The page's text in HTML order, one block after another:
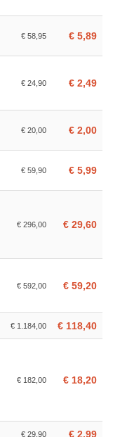
€ 58,95 € 5,89
€ 24,90 € 2,49
€ 20,00 € 2,00
€ 59,90 € 5,99
€ 296,00 € 29,60
€ 592,00 € 59,20
€ 1.184,00 € 118,40
€ 182,00 € 18,20
€ 29,90 € 2,99